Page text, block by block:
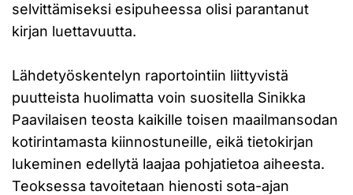
selvittämiseksi esipuheessa olisi parantanut
kirjan luettavuutta.
Lähdetyöskentelyn raportointiin liittyvistä
puutteista huolimatta voin suositella Sinikka
Paavilaisen teosta kaikille toisen maailmansodan
kotirintamasta kiinnostuneille, eikä tietokirjan
lukeminen edellytä laajaa pohjatietoa aiheesta.
Teoksessa tavoitetaan hienosti sota-ajan